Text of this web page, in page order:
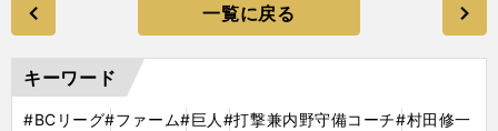
一覧に戻る
キーワード
#BCリーグ#ファーム#巨人 #打撃兼内野守備コーチ#村田修一